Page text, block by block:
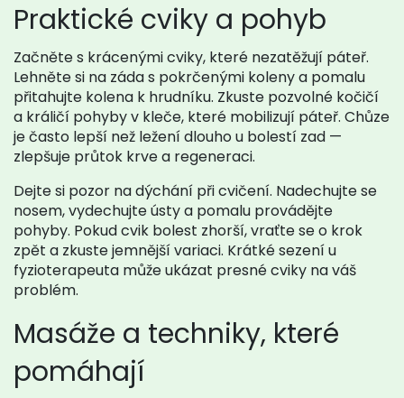
Praktické cviky a pohyb
Začněte s krácenými cviky, které nezatěžují páteř.
Lehněte si na záda s pokrčenými koleny a pomalu
přitahujte kolena k hrudníku. Zkuste pozvolné kočičí
a králičí pohyby v kleče, které mobilizují páteř. Chůze
je často lepší než ležení dlouho u bolestí zad —
zlepšuje průtok krve a regeneraci.
Dejte si pozor na dýchání při cvičení. Nadechujte se
nosem, vydechujte ústy a pomalu provádějte
pohyby. Pokud cvik bolest zhorší, vraťte se o krok
zpět a zkuste jemnější variaci. Krátké sezení u
fyzioterapeuta může ukázat presné cviky na váš
problém.
Masáže a techniky, které
pomáhají